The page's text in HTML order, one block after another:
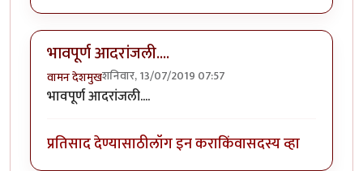
भावपूर्ण आदरांजली....
वामन देशमुखशनिवार, 13/07/2019 07:57
भावपूर्ण आदरांजली....
प्रतिसाद देण्यासाठीलॉग इन कराकिंवासदस्य व्हा